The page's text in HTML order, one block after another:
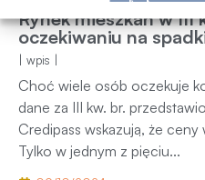
Rynek mieszkań w III
oczekiwaniu na
| wpis |
Choć wiele osób oczekuje
dane za III kw. br.
Credipass wskazują, że
Tylko w jednym z pięciu...